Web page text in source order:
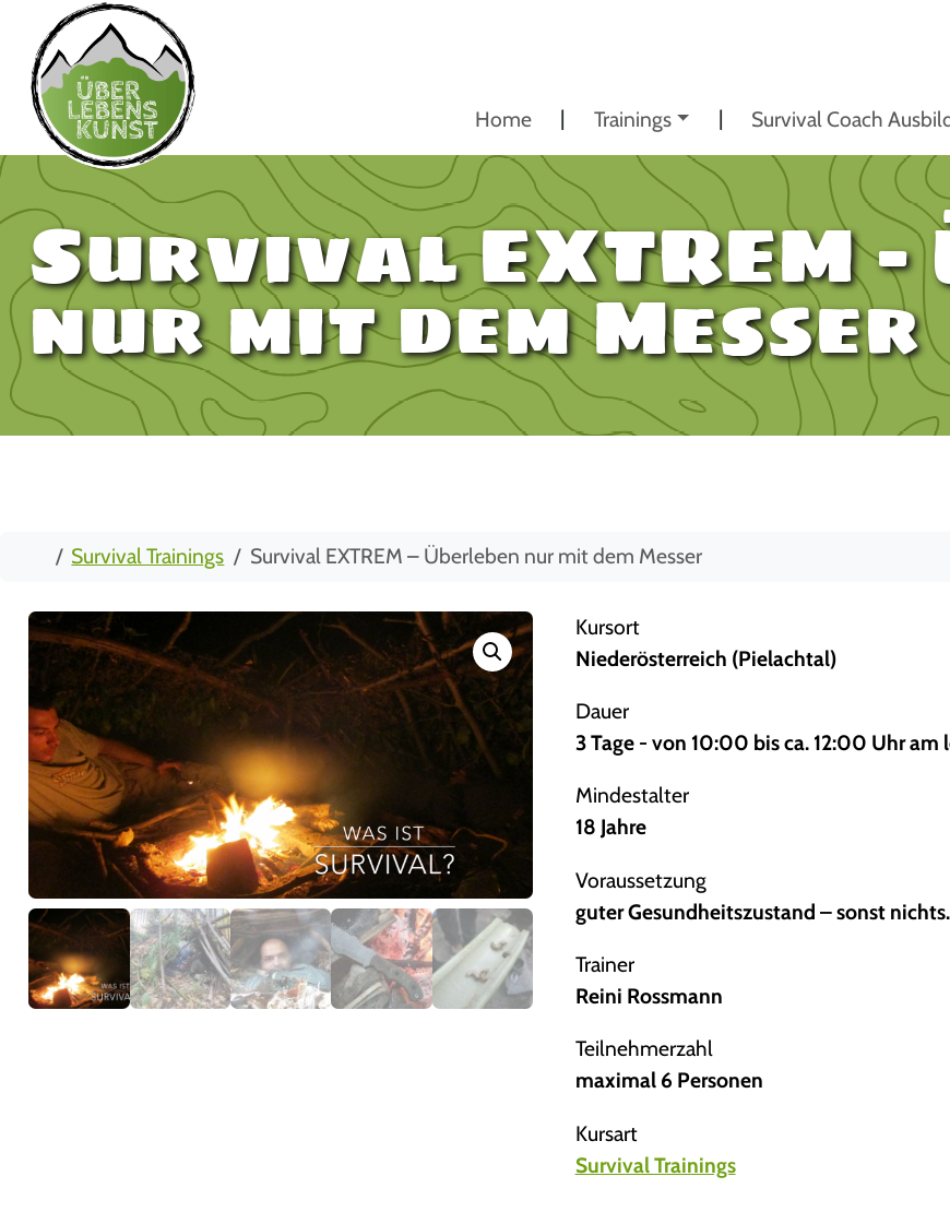
Home Trainings Survival Coach
Survival EXTREM
nur mit dem Messer
StartSurvival Trainings Survival EXTREM – Überleben nur mit dem Messer
Kursort
Niederösterreich (Pielachtal)
Dauer
3 Tage - von 10:00 bis ca. 12:00 Uhr am
Mindestalter
18 Jahre
Voraussetzung
guter Gesundheitszustand – sonst
Trainer
Reini Rossmann
Teilnehmerzahl
maximal 6 Personen
Kursart
Survival Trainings